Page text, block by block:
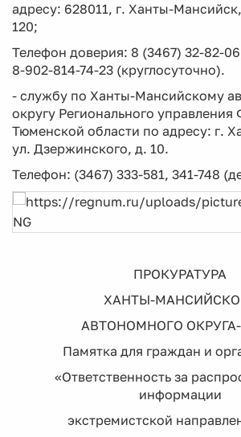
адресу: 628011, г. Ханты-
120;
Телефон доверия: 8 (3467) 32-82-
8-902-814-74-23 (круглосуточно).
- службу по Ханты-Мансийскому
округу Регионального
Тюменской области по адресу: г.
ул. Дзержинского, д. 10.
Телефон: (3467) 333-581, 341-748
ПРОКУРАТУРА
ХАНТЫ-
АВТОНОМНОГО
Памятка для граждан и
«Ответственность за
информации
экстремистской